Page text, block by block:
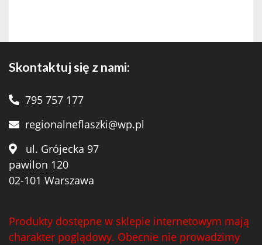
Skontaktuj się z nami:
795 757 177
regionalneflaszki@wp.pl
ul. Grójecka 97
pawilon 120
02-101 Warszawa
Produkty dostępne w sklepie internetowym mają
charakter poglądowy. Obecnie nie prowadzimy